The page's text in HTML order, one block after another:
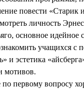
повести «Старик
личность
основное идейное
учащихся с
и эстетика
мотивов.
первому вопросу